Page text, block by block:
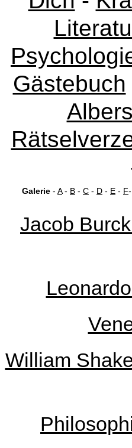
Gästebuch
Galerie - A- B - C - D - E - F-
Jacob
William